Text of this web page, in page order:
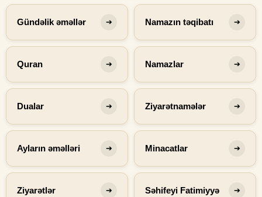
Gündəlik əməllər ➔ Namazın təqibatı ➔
Quran ➔ Namazlar ➔
Dualar ➔ Ziyarətnamələr ➔
Ayların əməlləri ➔ Minacatlar ➔
Ziyarətlər ➔ Səhifeyi Fatimiyyə ➔